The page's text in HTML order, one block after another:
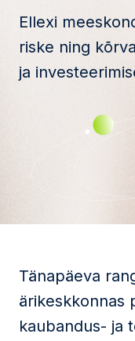
Ellexi
riske ning
ja
Tänapäeva
ärikeskkonnas
kaubandus- ja